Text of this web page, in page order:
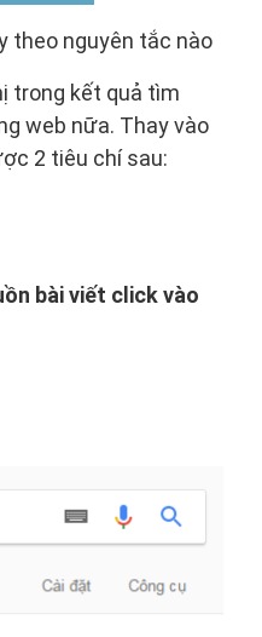
theo nguyên tắc nào
trong kết quả tìm
web nữa. Thay vào
2 tiêu chí sau:
bài viết click vào